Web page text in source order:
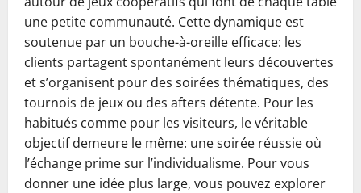
une petite communauté. Cette dynamique est
soutenue par un bouche-à-oreille efficace: les
clients partagent spontanément leurs découvertes
et s’organisent pour des soirées thématiques, des
tournois de jeux ou des afters détente. Pour les
habitués comme pour les visiteurs, le véritable
objectif demeure le même: une soirée réussie où
l’échange prime sur l’individualisme. Pour vous
donner une idée plus large, vous pouvez explorer